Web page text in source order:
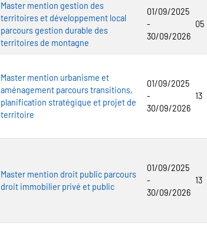
Master mention gestion des
territoires et développement local
parcours gestion durable des
territoires de montagne
01/09/2025
-
30/09/2026
05
Master mention urbanisme et
aménagement parcours transitions,
planification stratégique et projet de
territoire
01/09/2025
-
30/09/2026
13
Master mention droit public parcours
droit immobilier privé et public
01/09/2025
-
30/09/2026
13